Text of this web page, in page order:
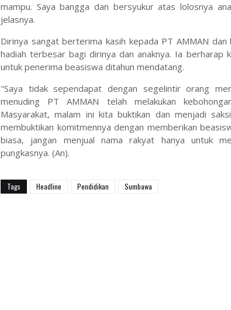
mampu. Saya bangga dan bersyukur atas lolosnya
jelasnya.
Dirinya sangat berterima kasih kepada PT AMMAN
hadiah terbesar bagi dirinya dan anaknya. Ia berharap
untuk penerima beasiswa ditahun mendatang.
"Saya tidak sependapat dengan segelintir orang
menuding PT AMMAN telah melakukan
Masyarakat, malam ini kita buktikan dan menjadi
membuktikan komitmennya dengan memberikan
biasa, jangan menjual nama rakyat hanya untuk
pungkasnya. (An).
Tags Headline Pendidikan Sumbawa